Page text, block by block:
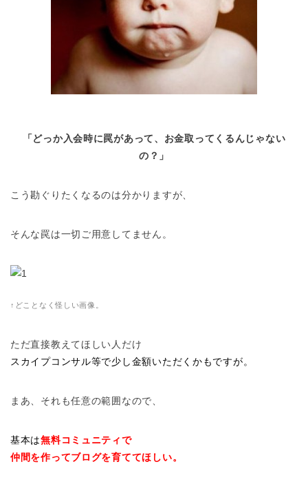
「どっか入会時に罠があって、お金取ってくるんじゃない
の？」
こう勘ぐりたくなるのは分かりますが、
そんな罠は一切ご用意してません。
↑どことなく怪しい画像。
ただ直接教えてほしい人だけ
スカイプコンサル等で少し金額いただくかもですが。
まあ、それも任意の範囲なので、
基本は無料コミュニティで
仲間を作ってブログを育ててほしい。